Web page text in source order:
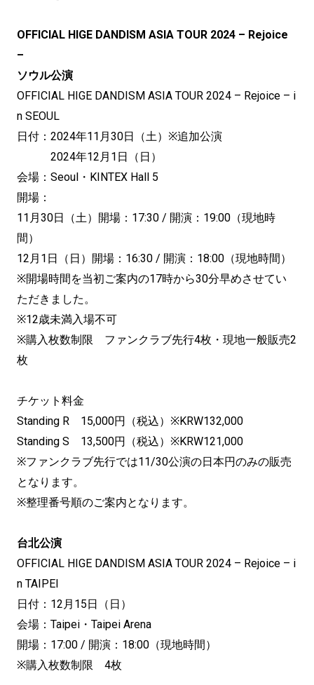
OFFICIAL HIGE DANDISM ASIA TOUR 2024 – Rejoice
–
ソウル公演
OFFICIAL HIGE DANDISM ASIA TOUR 2024 – Rejoice – i
n SEOUL
日付：2024年11月30日（土）※追加公演
2024年12月1日（日）
会場：Seoul・KINTEX Hall 5
開場：
11月30日（土）開場：17:30 / 開演：19:00（現地時
間）
12月1日（日）開場：16:30 / 開演：18:00（現地時間）
※開場時間を当初ご案内の17時から30分早めさせてい
ただきました。
※12歳未満入場不可
※購入枚数制限 ファンクラブ先行4枚・現地一般販売2
枚
チケット料金
Standing R 15,000円（税込）※KRW132,000
Standing S 13,500円（税込）※KRW121,000
※ファンクラブ先行では11/30公演の日本円のみの販売
となります。
※整理番号順のご案内となります。
台北公演
OFFICIAL HIGE DANDISM ASIA TOUR 2024 – Rejoice – i
n TAIPEI
日付：12月15日（日）
会場：Taipei・Taipei Arena
開場：17:00 / 開演：18:00（現地時間）
※購入枚数制限 4枚